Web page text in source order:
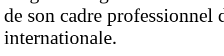
de son cadre professionnel
internationale.